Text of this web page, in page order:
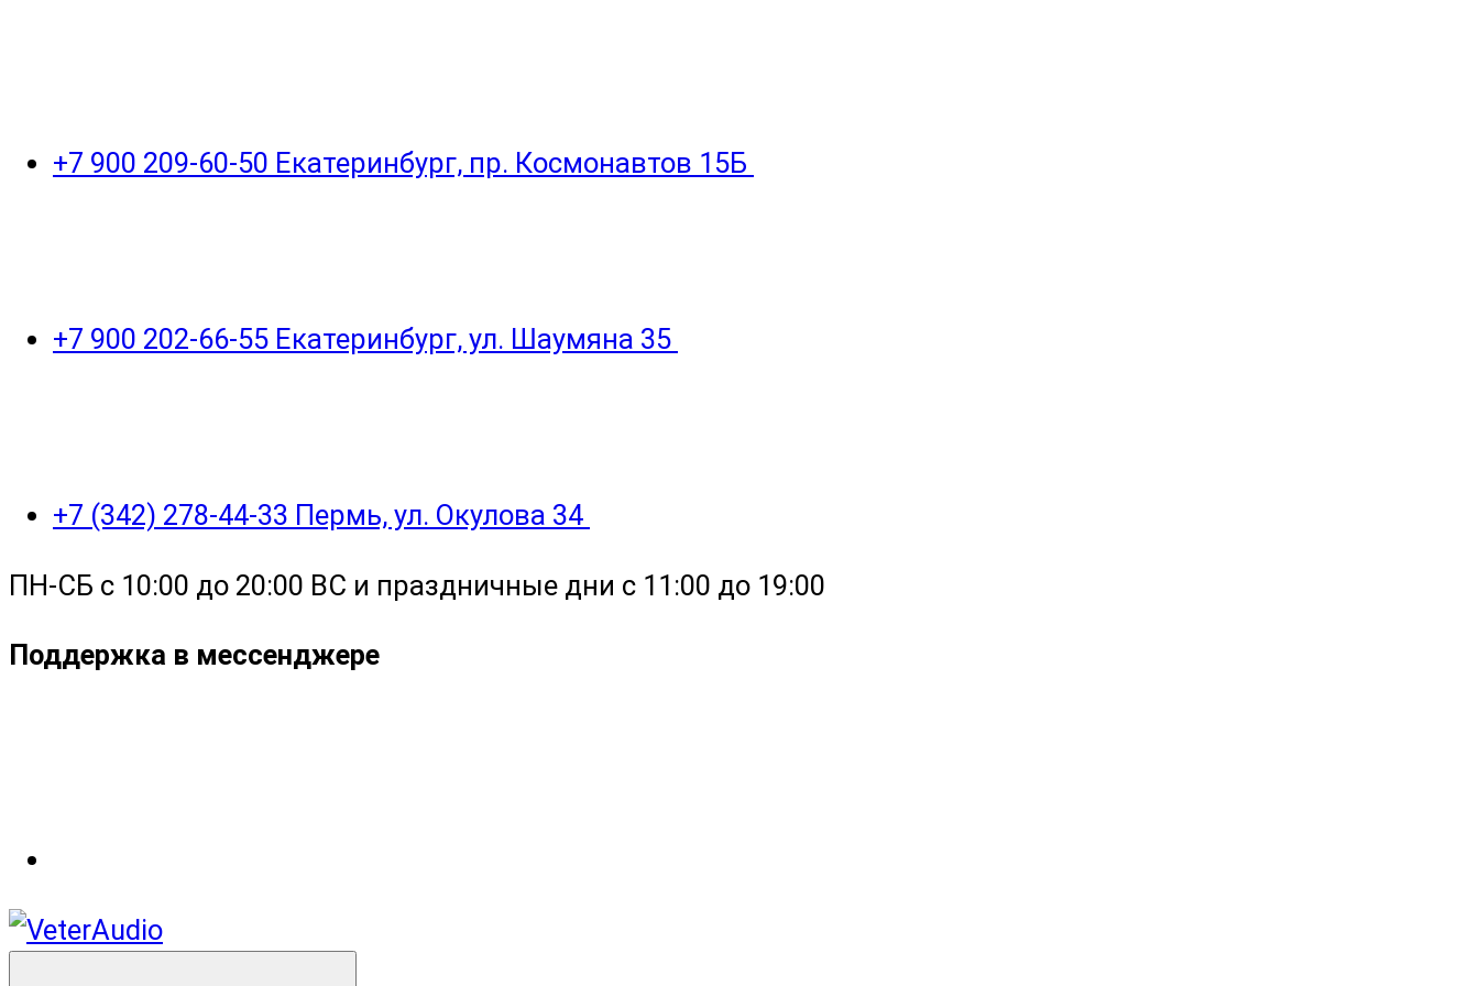
+7 900 209-60-50 Екатеринбург, пр. Космонавтов 15Б
+7 900 202-66-55 Екатеринбург, ул. Шаумяна 35
+7 (342) 278-44-33 Пермь, ул. Окулова 34
ПН-СБ с 10:00 до 20:00 ВС и праздничные дни с 11:00 до 19:00
Поддержка в мессенджере